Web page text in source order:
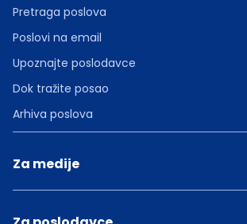
Pretraga poslova
Poslovi na email
Upoznajte poslodavce
Dok tražite posao
Arhiva poslova
Za medije